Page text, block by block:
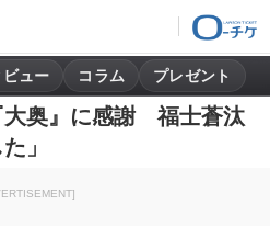
ュー コラム プレゼント
大奥』に感謝 福士蒼汰
」